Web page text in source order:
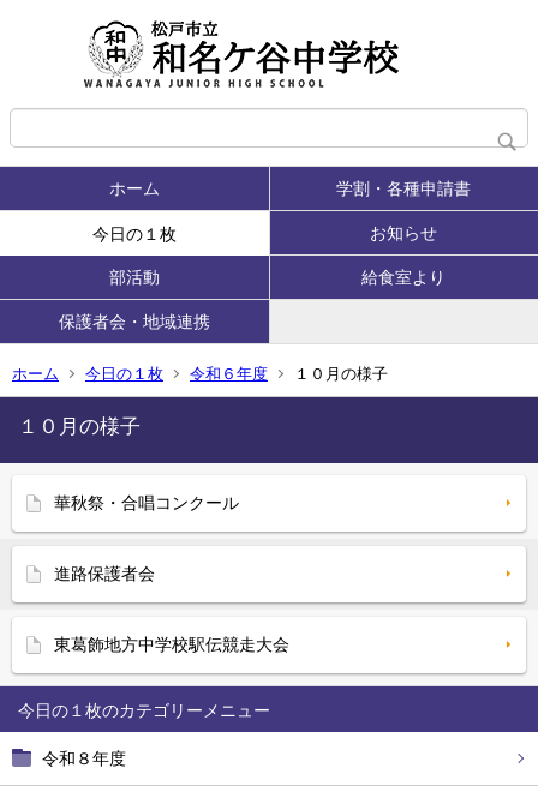
ホーム 学割・各種申請書
今日の１枚 お知らせ
部活動 給食室より
保護者会・地域連携
ホーム 今日の１枚 令和６年度 １０月の様子
今日の１枚
令和８年度
１０月の様子
華秋祭・合唱コンクール
進路保護者会
東葛飾地方中学校駅伝競走大会